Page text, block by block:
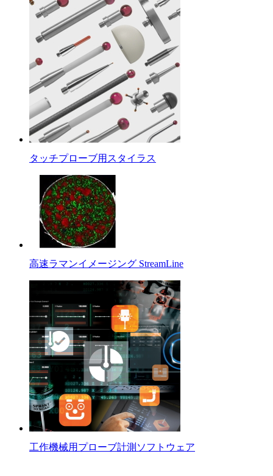
タッチプローブ用スタイラス
高速ラマンイメージング StreamLine
工作機械用プローブ計測ソフトウェア